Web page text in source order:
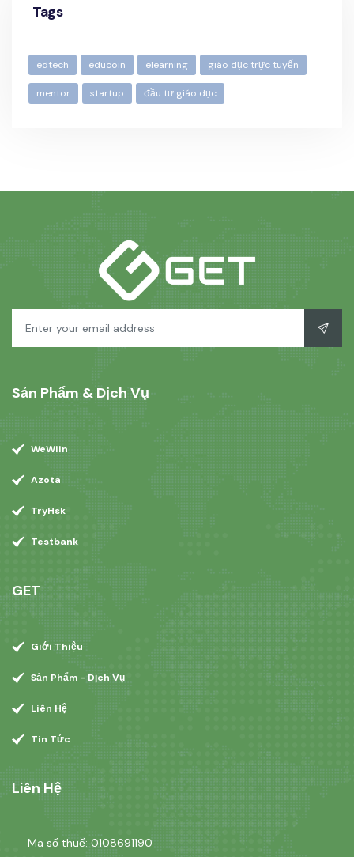
Tags
edtech educoin elearning giáo dục trực tuyến
mentor startup đầu tư giáo dục
Sản Phẩm & Dịch Vụ
WeWiin
Azota
TryHsk
Testbank
GET
Giới Thiệu
Sản Phẩm - Dịch Vụ
Liên Hệ
Tin Tức
Liên Hệ
Mã số thuế: 0108691190